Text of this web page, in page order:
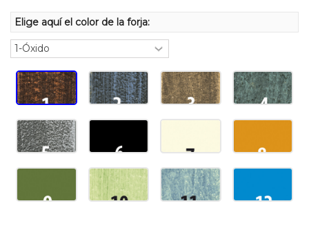
Elige aquí el color de la forja: